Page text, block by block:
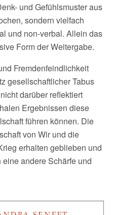
und Gefühlsmuster aus
sondern vielfach
und non-verbal. Allein das
Form der Weitergabe.
Fremdenfeindlichkeit
gesellschaftlicher Tabus
darüber reflektiert
Ergebnissen diese
führen können. Die
von Wir und die
erhalten geblieben und
andere Schärfe und